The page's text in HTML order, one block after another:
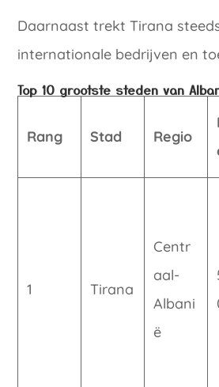
Daarnaast trekt Tirana
internationale bedrijven en
Top 10 grootste steden van
Rang Stad Regio
1 Tirana
Centr
aal-
Albani
ë